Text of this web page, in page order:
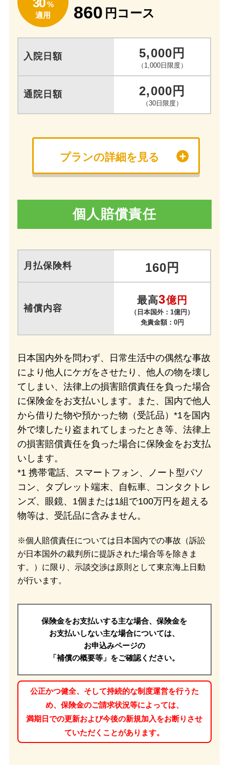
860 円コース
%
適用
入院日額 5,000円
（1,000日限度）
通院日額 2,000円
（30日限度）
プランの詳細を見る
個人賠償責任
月払保険料 160円
補償内容
最高3億円
（日本国外：1億円）
免責金額：0円
日本国内外を問わず、日常生活中の偶然な事故
により他人にケガをさせたり、他人の物を壊し
てしまい、法律上の損害賠償責任を負った場合
に保険金をお支払いします。また、国内で他人
から借りた物や預かった物（受託品）*1を国内
外で壊したり盗まれてしまったとき等、法律上
の損害賠償責任を負った場合に保険金をお支払
いします。
*1 携帯電話、スマートフォン、ノート型パソ
コン、タブレット端末、自転車、コンタクトレ
ンズ、眼鏡、1個または1組で100万円を超える
物等は、受託品に含みません。
※個人賠償責任については日本国内での事故（訴訟
が日本国外の裁判所に提訴された場合等を除きま
す。）に限り、示談交渉は原則として東京海上日動
が行います。
保険金をお支払いする主な場合、保険金を
お支払いしない主な場合については、
お申込みページの
「補償の概要等」をご確認ください。
公正かつ健全、そして持続的な制度運営を行うた
め、保険金のご請求状況等によっては、
満期日での更新および今後の新規加入をお断りさせ
ていただくことがあります。